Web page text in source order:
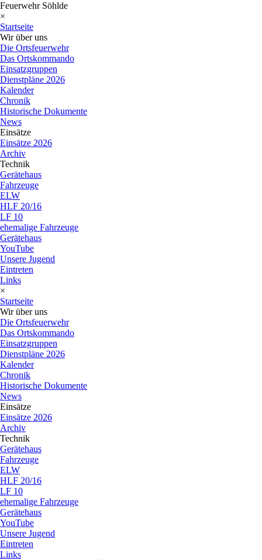
Feuerwehr Söhlde
×
Startseite
Wir über uns
Die Ortsfeuerwehr
Das Ortskommando
Einsatzgruppen
Dienstpläne 2026
Kalender
Chronik
Historische Dokumente
News
Einsätze
Einsätze 2026
Archiv
Technik
Gerätehaus
Fahrzeuge
ELW
HLF 20/16
LF 10
ehemalige Fahrzeuge
Gerätehaus
YouTube
Unsere Jugend
Eintreten
Links
×
Startseite
Wir über uns
Die Ortsfeuerwehr
Das Ortskommando
Einsatzgruppen
Dienstpläne 2026
Kalender
Chronik
Historische Dokumente
News
Einsätze
Einsätze 2026
Archiv
Technik
Gerätehaus
Fahrzeuge
ELW
HLF 20/16
LF 10
ehemalige Fahrzeuge
Gerätehaus
YouTube
Unsere Jugend
Eintreten
Links